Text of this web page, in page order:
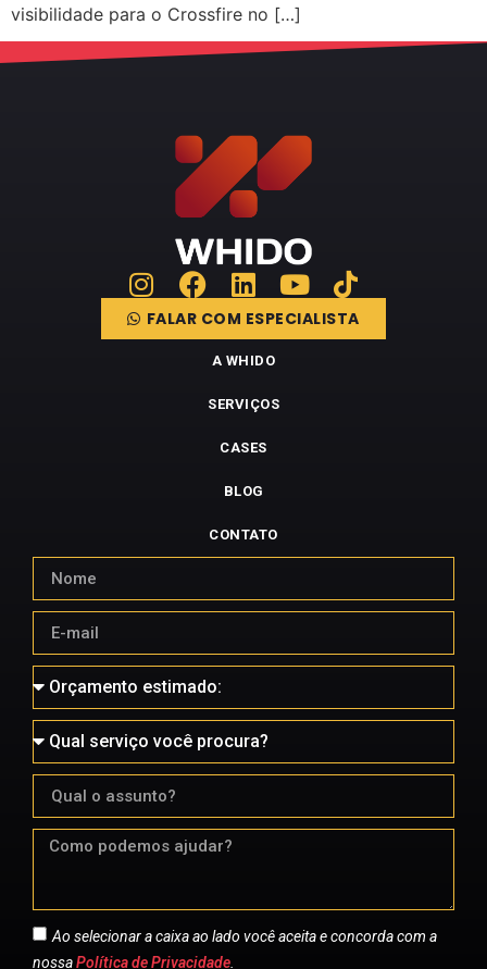
visibilidade para o Crossfire no […]
FALAR COM ESPECIALISTA
A WHIDO
SERVIÇOS
CASES
BLOG
CONTATO
Ao selecionar a caixa ao lado você aceita e concorda com a
nossaPolítica de Privacidade